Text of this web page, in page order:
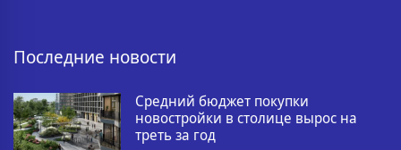
Последние новости
Средний бюджет покупки
новостройки в столице вырос на
треть за год